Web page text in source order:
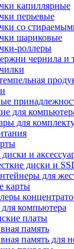
капиллярные
перьевые
со
шариковые
роллеры
чернила и
для
для
и
диски и
для
карты
компьютера
платы
память
память для